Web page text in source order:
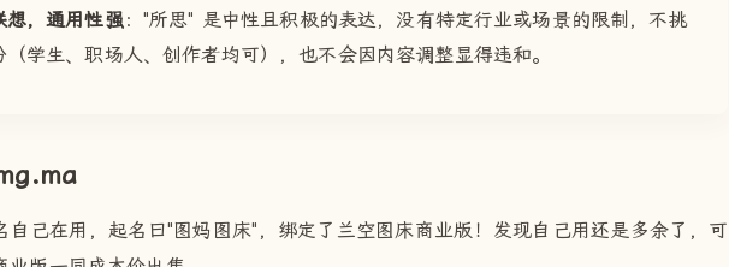
想，通用性强："所思" 是中性且积极的表达，没有特定行业或场景的限制，不挑
（学生、职场人、创作者均可），也不会因内容调整显得违和。
自己在用，起名曰"图妈图床"，绑定了兰空图床商业版！发现自己用还是多余了，可